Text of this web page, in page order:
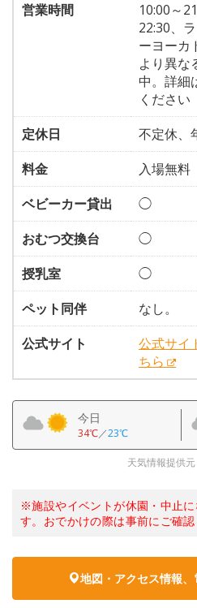
営業時間
10:00～
22:30、
ーヨーカ
より異
中。詳細
ください
定休日
不定休、
料金
入場無料
ベビーカー貸出
◯
おむつ交換台
◯
授乳室
◯
ペット同伴
なし。
公式サイト
公式サイ
ちら
今日
34℃／23℃
天気情報提供
※施設やイベントが休園・中止
す。おでかけの際は事前にご確認
地図・アクセス情報